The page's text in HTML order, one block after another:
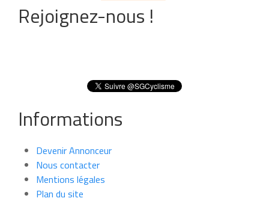
Rejoignez-nous !
Informations
Devenir Annonceur
Nous contacter
Mentions légales
Plan du site